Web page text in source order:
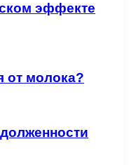
эффекте
от молока?